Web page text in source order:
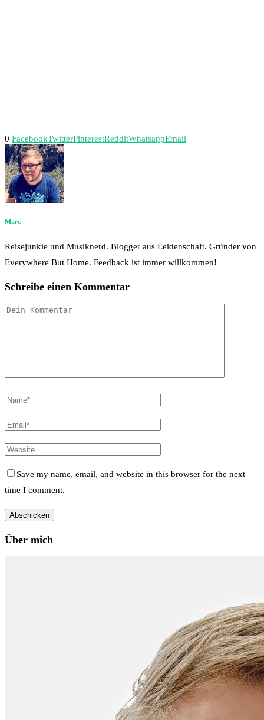
0 FacebookTwitterPinterestRedditWhatsappEmail
Marc
Reisejunkie und Musiknerd. Blogger aus Leidenschaft. Gründer von
Everywhere But Home. Feedback ist immer willkommen!
Schreibe einen Kommentar
Save my name, email, and website in this browser for the next
time I comment.
Über mich